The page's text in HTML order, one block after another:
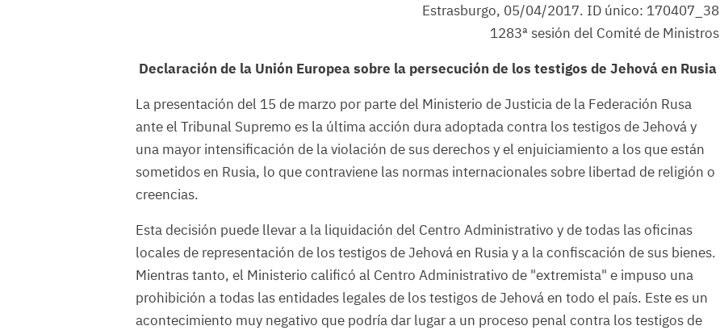
Estrasburgo, 05/04/2017. ID único: 170407_38
1283ª sesión del Comité de Ministros
Declaración de la Unión Europea sobre la persecución de los testigos de Jehová en Rusia
La presentación del 15 de marzo por parte del Ministerio de Justicia de la Federación Rusa
ante el Tribunal Supremo es la última acción dura adoptada contra los testigos de Jehová y
una mayor intensificación de la violación de sus derechos y el enjuiciamiento a los que están
sometidos en Rusia, lo que contraviene las normas internacionales sobre libertad de religión o
creencias.
Esta decisión puede llevar a la liquidación del Centro Administrativo y de todas las oficinas
locales de representación de los testigos de Jehová en Rusia y a la confiscación de sus bienes.
Mientras tanto, el Ministerio calificó al Centro Administrativo de "extremista" e impuso una
prohibición a todas las entidades legales de los testigos de Jehová en todo el país. Este es un
acontecimiento muy negativo que podría dar lugar a un proceso penal contra los testigos de